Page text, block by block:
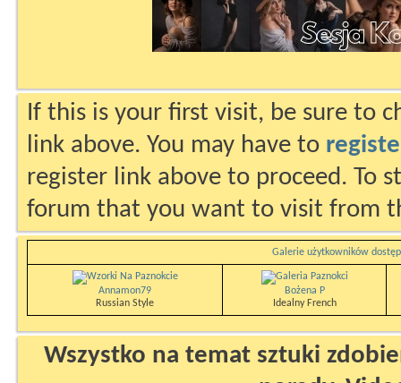
If this is your first visit, be sure to
link above. You may have to
register link above to proceed. To
forum that you want to visit from
Galerie użytkowników
Annamon79
Russian Style
Bożena P
Idealny French
Wszystko na temat sztuki